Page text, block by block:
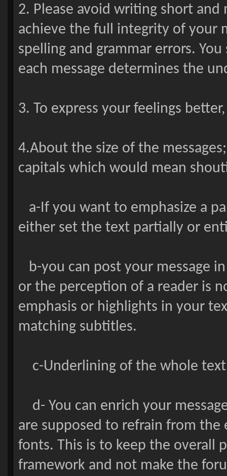
2. Please avoid writing short and
achieve the full integrity of your
spelling and grammar errors.
each message determines the
3. To express your feelings
4.About the size of the
capitals which would mean
a-If you want to emphasize a
either set the text partially or
b-you can post your message
or the perception of a reader is
emphasis or highlights in your
matching subtitles.
c-Underlining of the whole
d- You can enrich your
are supposed to refrain from
fonts. This is to keep the overall
framework and not make the